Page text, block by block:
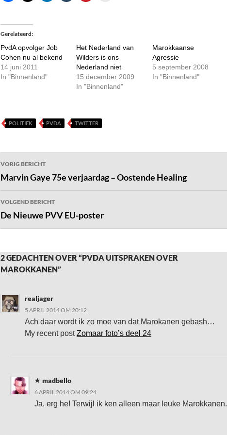
Gerelateerd
PvdA opvolger Job
Cohen nu al bekend
14 juni 2011
In "Binnenland"
Het Nederland van
Wilders is ons
Nederland niet
15 december 2009
In "Binnenland"
Marokkaanse
Agressie
5 september 2008
In "Binnenland"
POLITIEK PVDA TWITTER
Bericht
navigatie
VORIG BERICHT
Marvin Gaye 75e verjaardag – Oostende Healing
VOLGEND BERICHT
De Nieuwe PVV EU-poster
2 GEDACHTEN OVER “PVDA UITSPRAKEN OVER
MAROKKANEN”
realjager
5 APRIL 2014 OM 20:12
Ach daar wordt ik zo moe van dat Marokanen gebash…
My recent postZomaar foto’s deel 24
madbello
6 APRIL 2014 OM 09:24
Ja, erg he! Terwijl ik ken alleen maar leuke Marokkanen.